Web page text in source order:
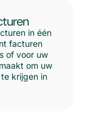
in één
facturen
of voor uw
om uw
krijgen in